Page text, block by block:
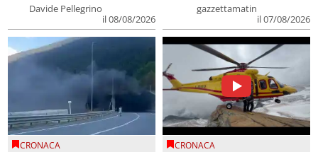
Davide Pellegrino
il 08/08/2026
gazzettamatin
il 07/08/2026
CRONACA CRONACA